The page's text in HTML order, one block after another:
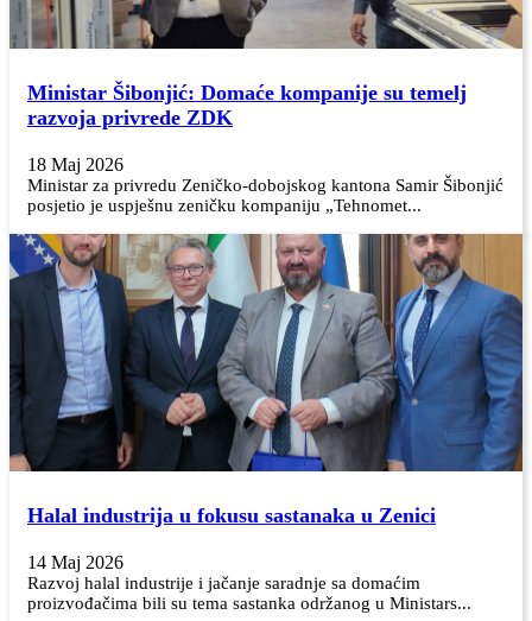
Ministar Šibonjić: Domaće kompanije su temelj
razvoja privrede ZDK
18 Maj 2026
Ministar za privredu Zeničko-dobojskog kantona Samir Šibonjić
posjetio je uspješnu zeničku kompaniju „Tehnomet...
Halal industrija u fokusu sastanaka u Zenici
14 Maj 2026
Razvoj halal industrije i jačanje saradnje sa domaćim
proizvođačima bili su tema sastanka održanog u Ministars...